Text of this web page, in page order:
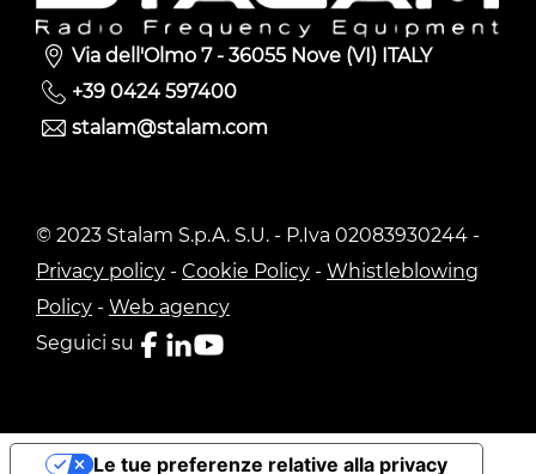
Via dell'Olmo 7 - 36055 Nove (VI) ITALY
+39 0424 597400
stalam@stalam.com
© 2023 Stalam S.p.A. S.U. - P.Iva 02083930244 -
Privacy policy - Cookie Policy - Whistleblowing
Policy - Web agency
Seguici su
Le tue preferenze relative alla privacy